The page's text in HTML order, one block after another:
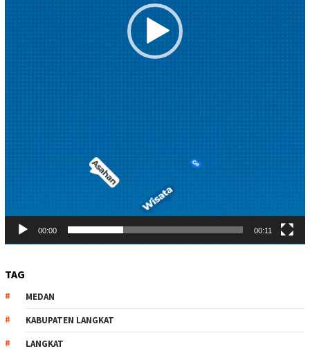
00:00 00:11
TAG
MEDAN
KABUPATEN LANGKAT
LANGKAT